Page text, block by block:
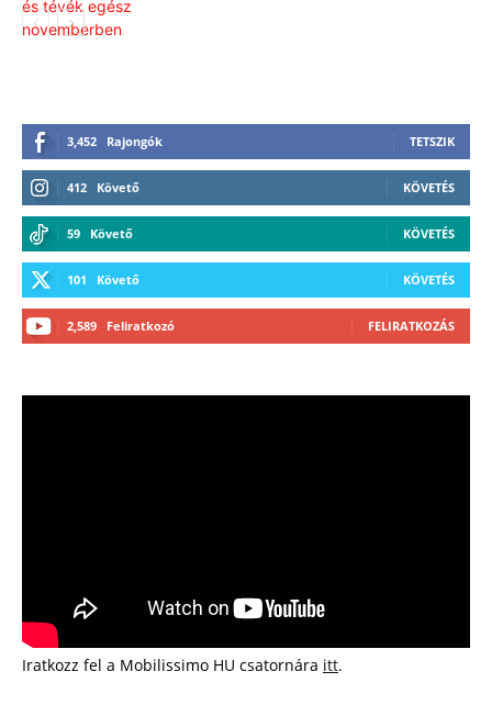
3,452 Rajongók TETSZIK
412 Követő KÖVETÉS
59 Követő KÖVETÉS
101 Követő KÖVETÉS
2,589 Feliratkozó FELIRATKOZÁS
Iratkozz fel a Mobilissimo HU csatornára itt.